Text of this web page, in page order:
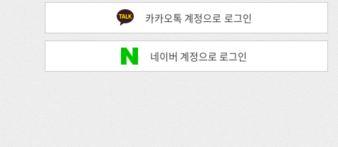
카카오톡 계정으로 로그인
네이버 계정으로 로그인